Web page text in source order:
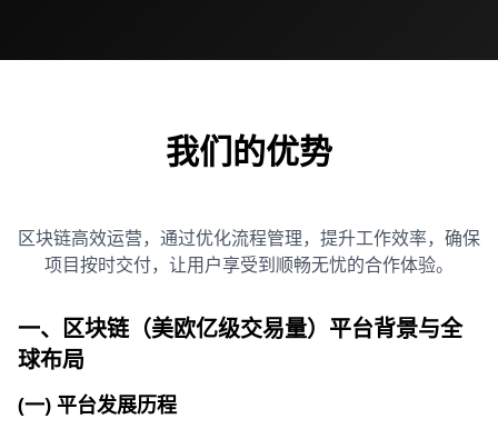
我们的优势
区块链高效运营，通过优化流程管理，提升工作效率，确保
项目按时交付，让用户享受到顺畅无忧的合作体验。
一、区块链（美欧亿级交易量）平台背景与全
球布局
(一) 平台发展历程